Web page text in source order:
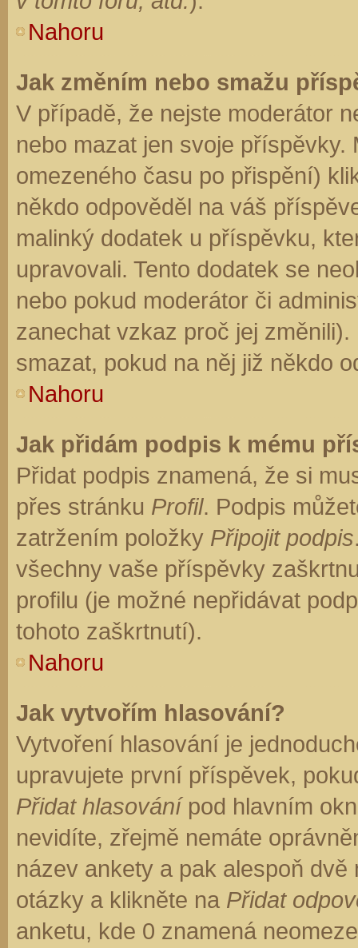
Nahoru
Jak změním nebo smažu
V případě, že nejste moderátor
nebo mazat jen svoje
omezeného času po přispění)
někdo odpověděl na váš
malinký dodatek u příspěvku,
upravovali. Tento dodatek se
nebo pokud moderátor či
zanechat vzkaz proč jej
smazat, pokud na něj již někdo
Nahoru
Jak přidám podpis k mému
Přidat podpis znamená, že si
přes stránku Profil. Podpis
zatržením položky Připojit podpis
všechny vaše příspěvky
profilu (je možné nepřidávat
tohoto zaškrtnutí).
Nahoru
Jak vytvořím hlasování?
Vytvoření hlasování je
upravujete první příspěvek,
Přidat hlasovánípod hlavním
nevidíte, zřejmě nemáte
název ankety a pak alespoň
otázky a klikněte na Přidat
anketu, kde 0 znamená